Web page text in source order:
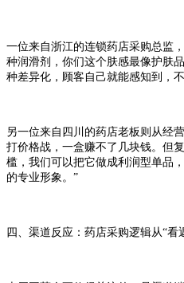
一位来自浙江的连锁药店采购总监
种润滑剂，你们这个肤感最像护肤
种差异化，顾客自己就能感知到，
另一位来自四川的药店老板则从经
打价格战，一盒赚不了几块钱。但
槛，我们可以把它做成利润型单品
的专业形象。”
四 、渠道反应：药店采购逻辑从“看